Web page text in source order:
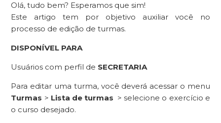
Olá, tudo bem? Esperamos que sim!
Este artigo tem por objetivo auxiliar você no
processo de edição de turmas.
DISPONÍVEL PARA
Usuários com perfil de SECRETARIA
Para editar uma turma, você deverá acessar o menu
Turmas > Lista de turmas > selecione o exercício e
o curso desejado.